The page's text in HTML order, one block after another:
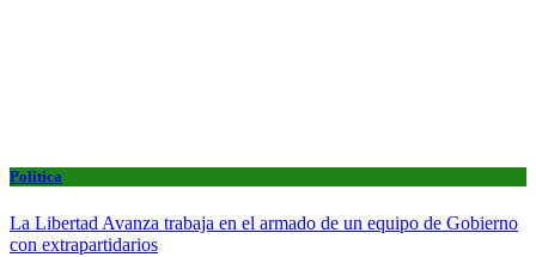
Politica
La Libertad Avanza trabaja en el armado de un equipo de Gobierno
con extrapartidarios